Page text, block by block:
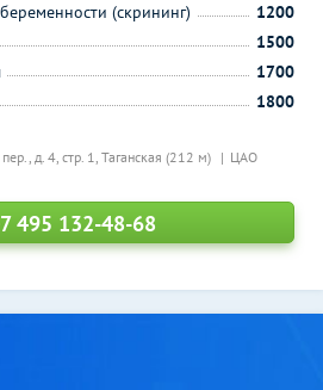
д. 4, стр. 1, Таганская (212 м) ЦАО
(скрининг)
1200
1500
1700
1800
495 132-48-68